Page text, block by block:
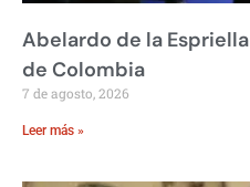
Abelardo de la
de Colombia
7 de agosto, 2026
Leer más »